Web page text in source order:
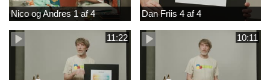
Nico og Andres 1 af 4 Dan Friis 4 af 4
11:22 10:11